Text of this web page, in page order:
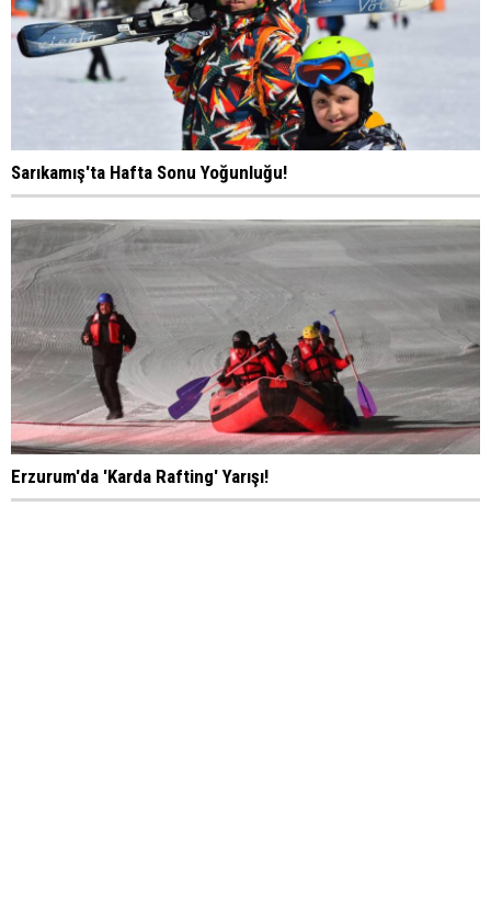
Sarıkamış'ta Hafta Sonu Yoğunluğu!
Erzurum'da 'Karda Rafting' Yarışı!